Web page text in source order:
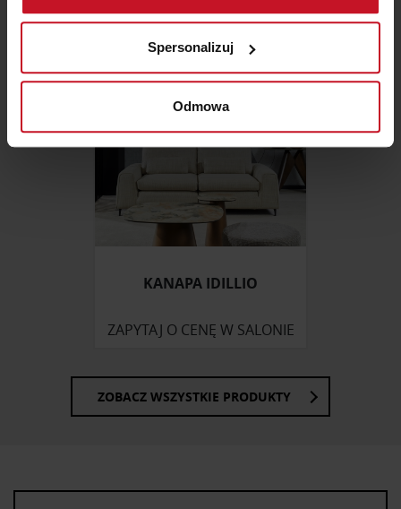
Identyfikować Twoje urządzenie, aktywnie
(fingerprinting, czyli wirtualny odcisk palca)
Dowiedz się więcej odnośnie tego, jak Twoje osobiste
dane są przetwarzane oraz ustaw własne preferencje w
zmienić lub wycofać swoją zgodę w dowolnej chwili.
Wykorzystujemy pliki cookie do spersonalizowania treści
i reklam, aby oferować funkcje społecznościowe i
analizować ruch w naszej witrynie. Informacje o tym, jak
społecznościowym, reklamowym i analitycznym.
korzystania z ich usług.
Spersonalizuj
Odmowa
KANAPA IDILLIO
ZAPYTAJ O CENĘ W SALONIE
ZOBACZ WSZYSTKIE PRODUKTY